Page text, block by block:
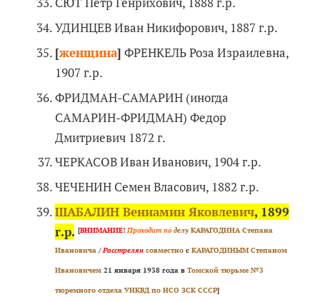
УДИНЦЕВ Иван Никифорович, 1887 г.р.
[женщина] ФРЕНКЕЛЬ Роза Израилевна,
1907 г.р.
ФРИДМАН-САМАРИН (иногда
САМАРИН-ФРИДМАН) Федор
Дмитриевич 1872 г.
ЧЕРКАСОВ Иван Иванович, 1904 г.р.
ЧЕЧЕНИН Семен Власович, 1882 г.р.
ШАБАЛИН Вениамин Яковлевич, 1899
г.р. [ВНИМАНИЕ! Проходит по делу КАРАГОДИНА Степана
Ивановича/Расстрелян совместнос КАРАГОДИНЫМ Степаном
Ивановичем21 января 1938 года в Томской тюрьме №3
тюремного отдела УНКВД по НСО ЗСК СССР]